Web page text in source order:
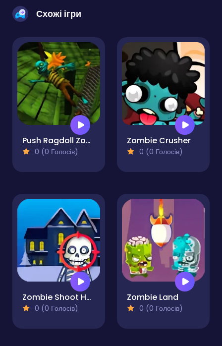
Схожі ігри
Push Ragdoll Zombie
0 (0 Голосів)
Zombie Crusher
0 (0 Голосів)
Zombie Shoot Haunted House
0 (0 Голосів)
Zombie Land
0 (0 Голосів)